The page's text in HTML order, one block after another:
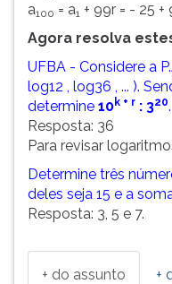
a100 = a1 + 99r = - 25 +
Agora resolva
UFBA - Considere a
log12 , log36 , ... ).
determine 10k + r : 320.
Resposta: 36
Para revisar
Determine três
deles seja 15 e a
Resposta: 3, 5 e 7.
+ do assunto +